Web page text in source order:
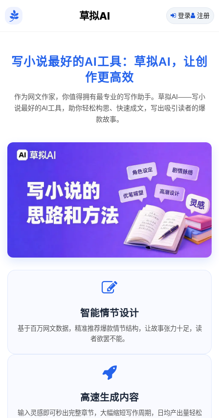
草拟AI 登录 注册
写小说最好的AI工具：草拟AI，让创
作更高效
作为网文作家，你值得拥有最专业的写作助手。草拟AI——写小
说最好的AI工具，助你轻松构思、快速成文，写出吸引读者的爆
款故事。
智能情节设计
基于百万网文数据，精准推荐爆款情节结构，让故事张力十足，读
者欲罢不能。
高速生成内容
输入灵感即可秒出完整章节，大幅缩短写作周期，日均产出量轻松